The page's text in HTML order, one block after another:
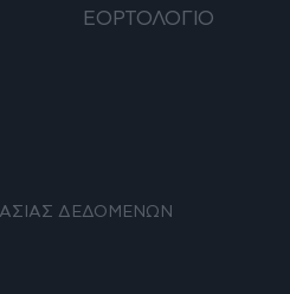
ΕΟΡΤΟΛΟΓΙΟ
ΔΕΔΟΜΕΝΩΝ